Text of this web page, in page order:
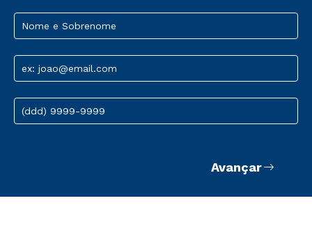
Nome e Sobrenome
ex: joao@email.com
(ddd) 9999-9999
Avançar